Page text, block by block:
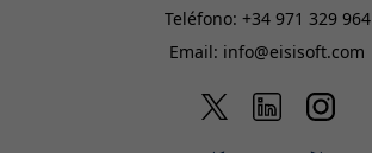
Teléfono: +34 971 329 964
Email: info@eisisoft.com